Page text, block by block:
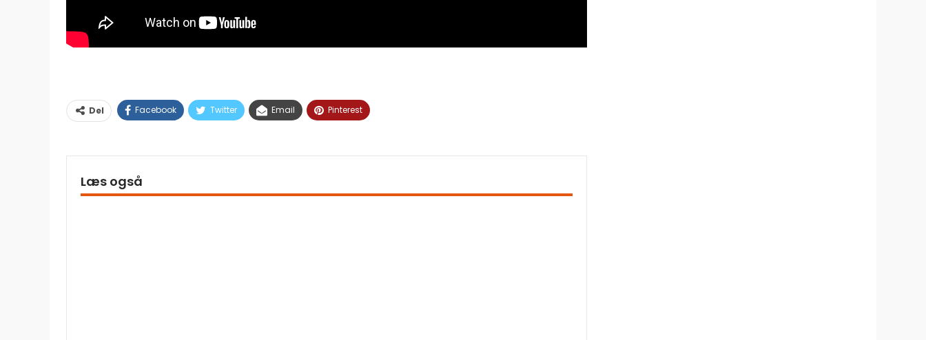
Del Facebook Twitter Email Pinterest
Læs også